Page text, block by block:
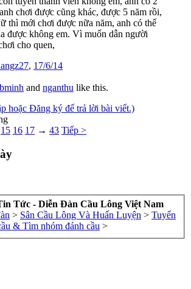
chơi được cũng khác, được 5 năm rồi,
thì mới chơi được nữa năm, anh có thể
được không em. Vì muốn dẫn người
cho quen,
, 17/6/14
and nganthu like this.
hoặc Đăng ký để trả lời bài viết.)
15 16 17 → 43 Tiếp >
Tức - Diễn Đàn Cầu Lông Việt Nam
> Sân Cầu Lông Và Huấn Luyện > Tuyển
& Tìm nhóm đánh cầu >